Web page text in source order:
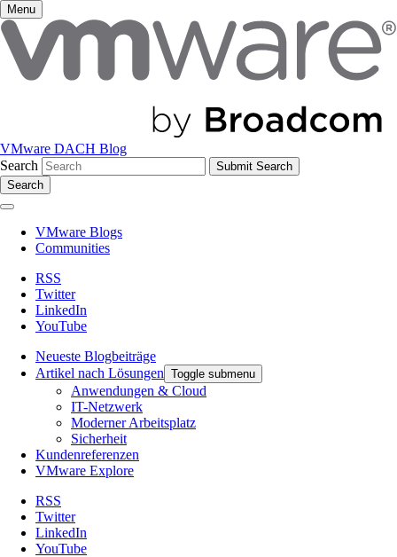
Menu
VMware DACH Blog
Search
Search
VMware Blogs
Communities
RSS
Twitter
LinkedIn
YouTube
Neueste Blogbeiträge
Artikel nach Lösungen Toggle submenu
Anwendungen & Cloud
IT-Netzwerk
Moderner Arbeitsplatz
Sicherheit
Kundenreferenzen
VMware Explore
RSS
Twitter
LinkedIn
YouTube